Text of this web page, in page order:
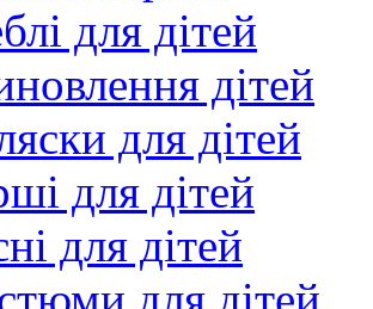
для дітей
дітей
для дітей
для дітей
для дітей